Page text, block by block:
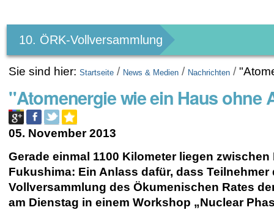
Werkzeuge
10. ÖRK-Vollversammlung
Sie sind hier: Startseite / News & Medien / Nachrichten /
"Atomenergie wie ein Haus ohne
05. November 2013
Gerade einmal 1100 Kilometer liegen
Fukushima: Ein Anlass dafür, dass Teilnehmer
Vollversammlung des Ökumenischen Rates
am Dienstag in einem Workshop „Nuclear